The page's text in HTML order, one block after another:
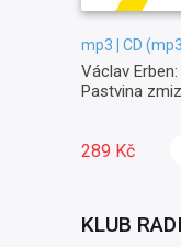
mp3 | CD
Václav Erben:
Pastvina
289 Kč
KLUB